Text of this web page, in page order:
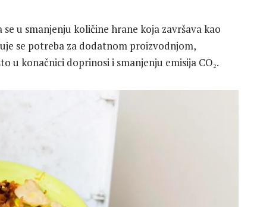
u smanjenju količine hrane koja završava kao
se potreba za dodatnom proizvodnjom,
u konačnici doprinosi i smanjenju emisija CO₂.